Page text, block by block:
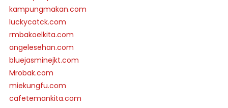
kampungmakan.com
luckycatck.com
rmbakoelkita.com
angelesehan.com
bluejasminejkt.com
Mrobak.com
miekungfu.com
cafetemankita.com